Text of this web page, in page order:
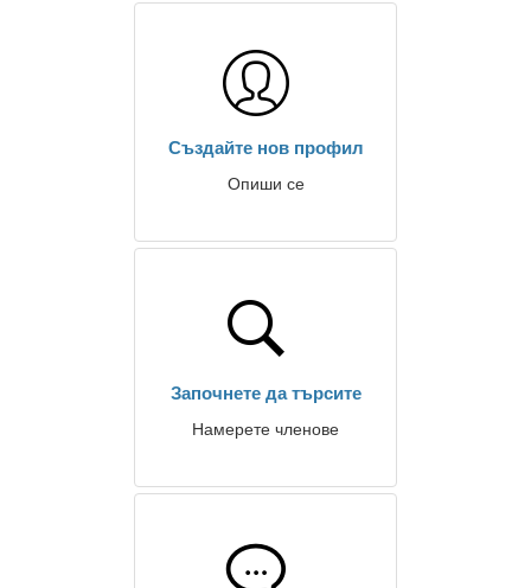
Създайте нов профил
Опиши се
Започнете да търсите
Намерете членове